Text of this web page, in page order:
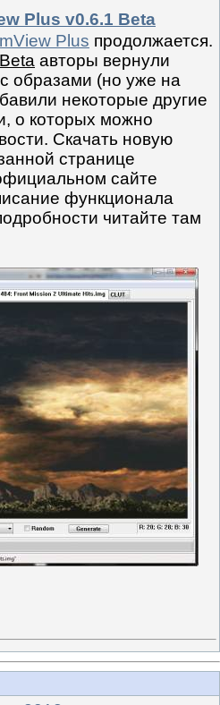
Plus v0.6.1 Beta
Plus продолжается.
авторы вернули
образами (но уже на
некоторые другие
о которых можно
Скачать новую
странице
сайте
функционала
читайте там